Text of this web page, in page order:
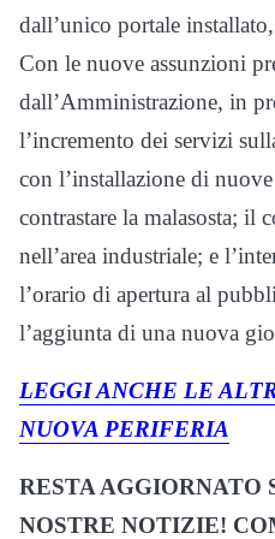
dall’unico portale
Con le nuove assunzioni
dall’Amministrazione, in
l’incremento dei servizi
con l’installazione di
contrastare la malasosta; il
nell’area industriale; e
l’orario di apertura al
l’aggiunta di una nuova
LEGGI ANCHE LE
NUOVA PERIFERIA
RESTA AGGIORNATO
NOSTRE NOTIZIE!